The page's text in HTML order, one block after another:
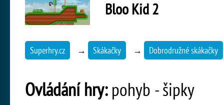
Bloo Kid 2
Superhry.cz → Skákačky → Dobrodružné skákačky
Ovládání hry:pohyb - šipky